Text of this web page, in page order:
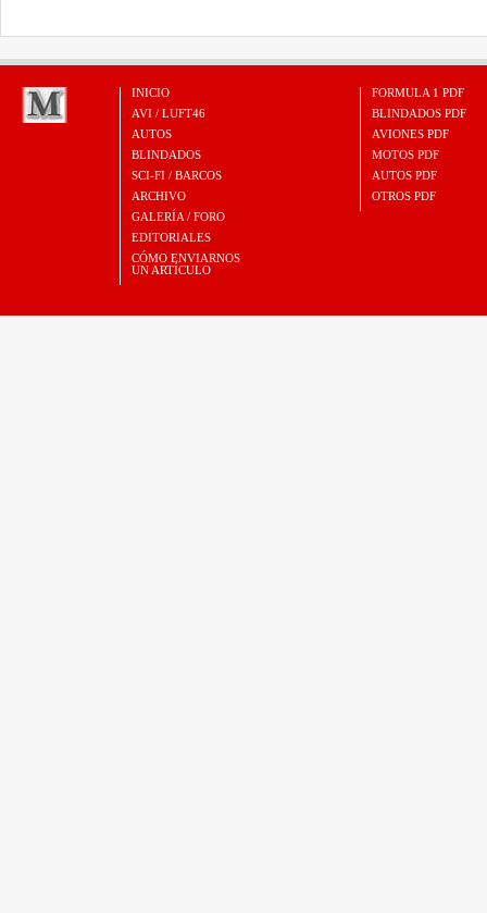
INICIO
AVI / LUFT46
AUTOS
BLINDADOS
SCI-FI / BARCOS
ARCHIVO
GALERÍA / FORO
EDITORIALES
CÓMO ENVIARNOS
UN ARTÍCULO
FORMULA 1 PDF
BLINDADOS PDF
AVIONES PDF
MOTOS PDF
AUTOS PDF
OTROS PDF